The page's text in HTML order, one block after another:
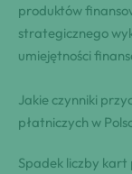
produktów
strategicznego
umiejętności
Jakie czynniki
płatniczych w
Spadek liczby kart